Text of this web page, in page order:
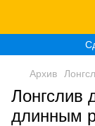
Архив
Лонгслив
длинным